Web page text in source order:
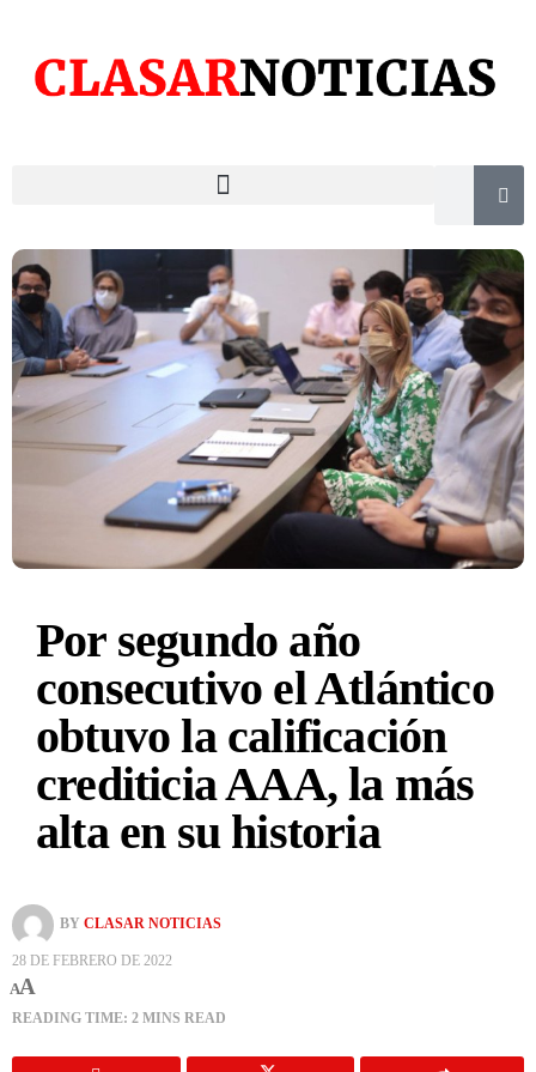
Por segundo año
consecutivo el Atlántico
obtuvo la calificación
crediticia AAA, la más
alta en su historia
BY CLASAR NOTICIAS
28 DE FEBRERO DE 2022
AA
READING TIME: 2 MINS READ